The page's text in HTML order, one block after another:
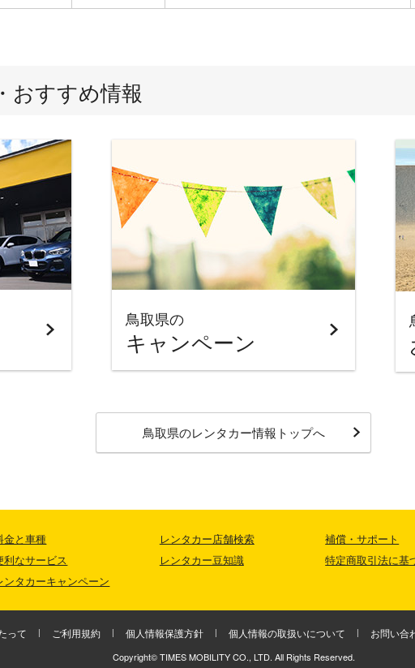
おすすめ情報
鳥取県の
キャンペーン
鳥取県のレンタカー情報トップへ
金と車種
利なサービス
ンタカーキャンペーン
レンタカー店舗検索
レンタカー豆知識
補償・サポート
特定商取引法に基
って ご利用規約 個人情報保護方針 個人情報の取扱いについて お問い合
Copyright© TIMES MOBILITY CO., LTD. All Rights Reserved.